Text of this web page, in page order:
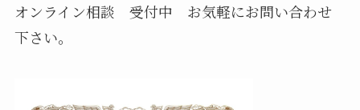
オンライン相談 受付中 お気軽にお問い合わせ
下さい。